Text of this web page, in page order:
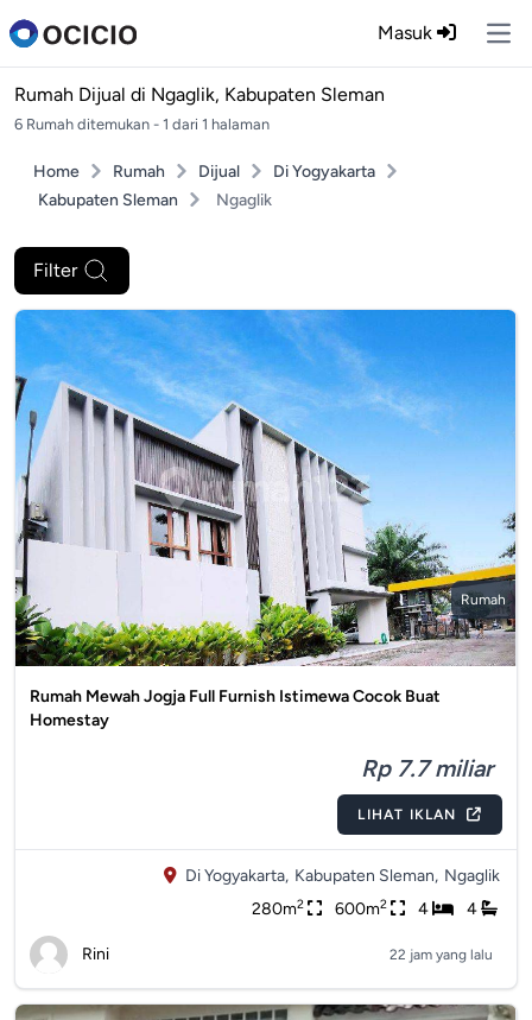
Masuk
Rumah Dijual di Ngaglik, Kabupaten Sleman
6 Rumah ditemukan - 1 dari 1 halaman
Home Rumah Dijual
Di Yogyakarta
Kabupaten Sleman
Ngaglik
Filter
Rumah
Rumah Mewah Jogja Full Furnish Istimewa Cocok Buat
Homestay
Rp 7.7 miliar
LIHAT IKLAN
Di Yogyakarta, Kabupaten Sleman, Ngaglik
280m2 600m2 4 4
Rini 22 jam yang lalu